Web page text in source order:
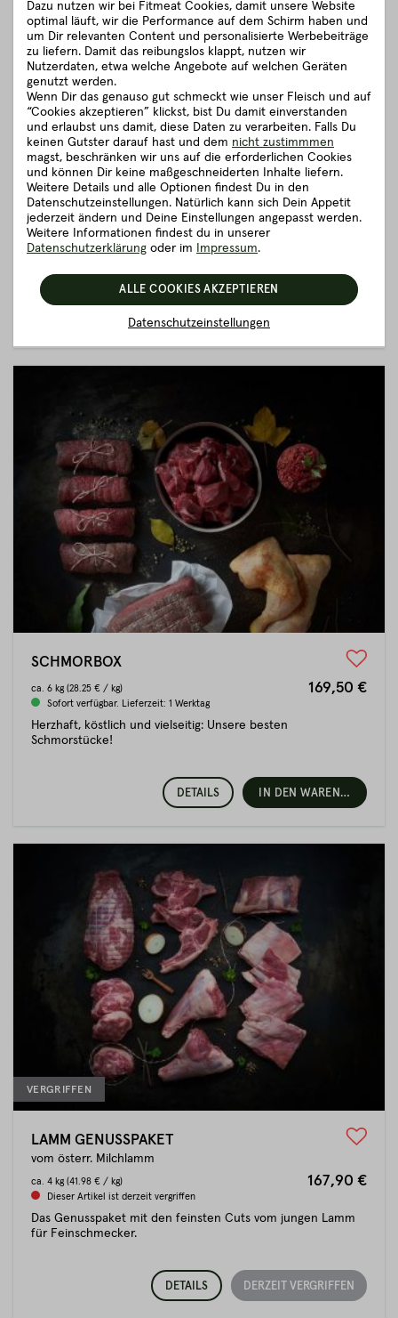
FITNESS-BOX
219,50 €
Magere Cuts mit hohem Eiweißgehalt – ideal für gesunde
DETAILS
SCHMORBOX
ca. 6 kg (28.25 € / kg) 169,50 €
Sofort verfügbar. Lieferzeit: 1 Werktag
Herzhaft, köstlich und vielseitig: Unsere besten
Schmorstücke!
DETAILS IN DEN WARENKORB
VERGRIFFEN
LAMM GENUSSPAKET
vom österr. Milchlamm
ca. 4 kg (41.98 € / kg) 167,90 €
Dieser Artikel ist derzeit vergriffen
Das Genusspaket mit den feinsten Cuts vom jungen Lamm
für Feinschmecker.
DETAILS DERZEIT VERGRIFFEN
Dazu nutzen wir bei Fitmeat Cookies, damit unsere Website
optimal läuft, wir die Performance auf dem Schirm haben und
um Dir relevanten Content und personalisierte Werbebeiträge
zu liefern. Damit das reibungslos klappt, nutzen wir
Nutzerdaten, etwa welche Angebote auf welchen Geräten
genutzt werden.
Wenn Dir das genauso gut schmeckt wie unser Fleisch und auf
“Cookies akzeptieren” klickst, bist Du damit einverstanden
und erlaubst uns damit, diese Daten zu verarbeiten. Falls Du
keinen Gutster darauf hast und dem nicht zustimmmen
magst, beschränken wir uns auf die erforderlichen Cookies
und können Dir keine maßgeschneiderten Inhalte liefern.
Weitere Details und alle Optionen findest Du in den
Datenschutzeinstellungen. Natürlich kann sich Dein Appetit
jederzeit ändern und Deine Einstellungen angepasst werden.
Weitere Informationen findest du in unserer
Datenschutzerklärung oder im Impressum.
Datenschutzeinstellungen
ALLE COOKIES AKZEPTIEREN